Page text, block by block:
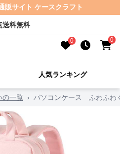
販サイト ケースクラフト
送料無料
0 0
人気ランキング
の一覧 › パソコンケース ふわふわ